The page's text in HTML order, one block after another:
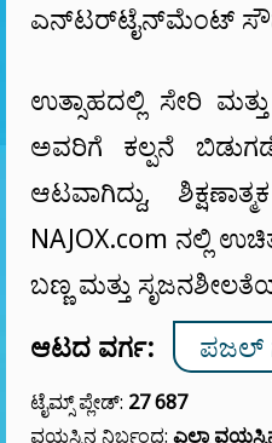
ಎನ್‌ಟರ್‌ಟೈನ್‌ಮೆಂಟ್
ಉತ್ಸಾಹದಲ್ಲಿ ಸೇರಿ
ಅವರಿಗೆ ಕಲ್ಪನೆ
ಆಟವಾಗಿದ್ದು,
NAJOX.com ನಲ್ಲಿ
ಬಣ್ಣ ಮತ್ತು
ಆಟದ ವರ್ಗ:
ಪಜಲ್
ಟೈಮ್ಸ್ ಪ್ಲೇಡ್: 27 687
ವಯಸ್ಸಿನ ನಿರ್ಬಂಧ: ಎಲ್ಲಾ